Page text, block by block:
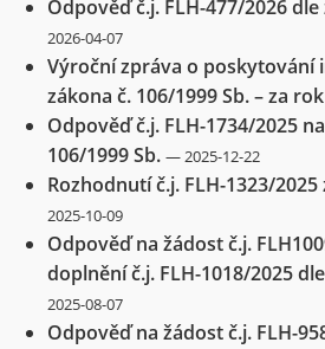
Odpověď č.j. FLH-477/2026 dle
2026-04-07
Výroční zpráva o poskytování
zákona č. 106/1999 Sb. – za
Odpověď č.j. FLH-1734/2025
106/1999 Sb. — 2025-12-22
Rozhodnutí č.j. FLH-1323/2025
2025-10-09
Odpověď na žádost č.j.
doplnění č.j. FLH-1018/2025
2025-08-07
Odpověď na žádost č.j. FLH-